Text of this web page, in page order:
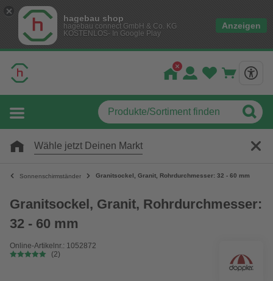
hagebau shop
hagebau connect GmbH & Co. KG
KOSTENLOS- In Google Play
Anzeigen
Wähle jetzt Deinen Markt
Sonnenschirmständer Granitsockel, Granit, Rohrdurchmesser: 32 - 60 mm
Granitsockel, Granit, Rohrdurchmesser:
32 - 60 mm
Online-Artikelnr.: 1052872
(2)